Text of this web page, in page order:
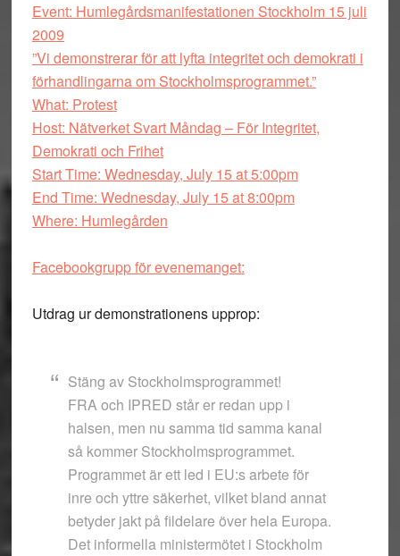
Event: Humlegårdsmanifestationen Stockholm 15 juli
2009
”Vi demonstrerar för att lyfta integritet och demokrati i
förhandlingarna om Stockholmsprogrammet.”
What: Protest
Host: Nätverket Svart Måndag – För Integritet,
Demokrati och Frihet
Start Time: Wednesday, July 15 at 5:00pm
End Time: Wednesday, July 15 at 8:00pm
Where: Humlegården
Facebookgrupp för evenemanget:
Utdrag ur demonstrationens upprop:
Stäng av Stockholmsprogrammet!
FRA och IPRED står er redan upp i
halsen, men nu samma tid samma kanal
så kommer Stockholmsprogrammet.
Programmet är ett led i EU:s arbete för
inre och yttre säkerhet, vilket bland annat
betyder jakt på fildelare över hela Europa.
Det informella ministermötet i Stockholm